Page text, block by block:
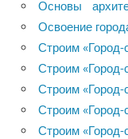
Основы
Освоение
Строим «Город-
Строим «Город-
Строим «Город-
Строим «Город-
Строим «Город-